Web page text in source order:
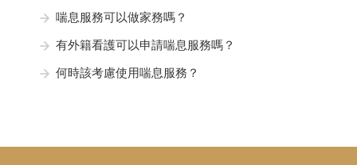
喘息服務可以做家務嗎？
有外籍看護可以申請喘息服務嗎？
何時該考慮使用喘息服務？